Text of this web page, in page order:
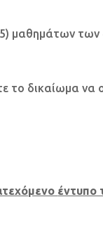
μαθημάτων των
το δικαίωμα να
έντυπο